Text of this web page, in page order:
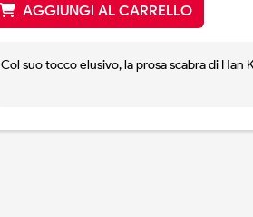
AGGIUNGI AL CARRELLO
Col suo tocco elusivo, la prosa scabra di